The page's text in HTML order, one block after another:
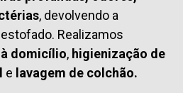
, devolvendo a
Realizamos
domicílio, higienização de
e lavagem de colchão.